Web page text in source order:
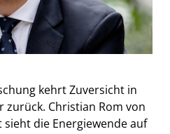
kehrt Zuversicht in
zurück. Christian Rom von
sieht die Energiewende auf